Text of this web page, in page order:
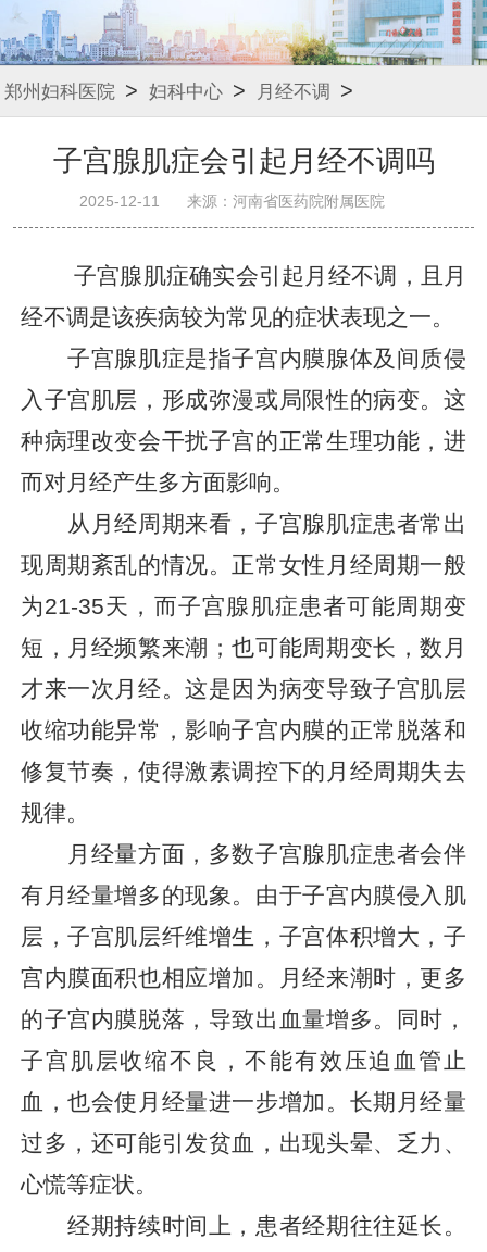
郑州妇科医院 > 妇科中心 > 月经不调 >
子宫腺肌症会引起月经不调吗
2025-12-11 来源：河南省医药院附属医院
子宫腺肌症确实会引起月经不调，且月
经不调是该疾病较为常见的症状表现之一。
子宫腺肌症是指子宫内膜腺体及间质侵
入子宫肌层，形成弥漫或局限性的病变。这
种病理改变会干扰子宫的正常生理功能，进
而对月经产生多方面影响。
从月经周期来看，子宫腺肌症患者常出
现周期紊乱的情况。正常女性月经周期一般
为21-35天，而子宫腺肌症患者可能周期变
短，月经频繁来潮；也可能周期变长，数月
才来一次月经。这是因为病变导致子宫肌层
收缩功能异常，影响子宫内膜的正常脱落和
修复节奏，使得激素调控下的月经周期失去
规律。
月经量方面，多数子宫腺肌症患者会伴
有月经量增多的现象。由于子宫内膜侵入肌
层，子宫肌层纤维增生，子宫体积增大，子
宫内膜面积也相应增加。月经来潮时，更多
的子宫内膜脱落，导致出血量增多。同时，
子宫肌层收缩不良，不能有效压迫血管止
血，也会使月经量进一步增加。长期月经量
过多，还可能引发贫血，出现头晕、乏力、
心慌等症状。
经期持续时间上，患者经期往往延长。